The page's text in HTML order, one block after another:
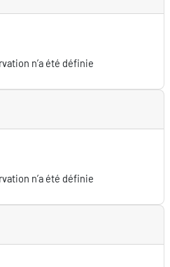
n’a été définie
n’a été définie